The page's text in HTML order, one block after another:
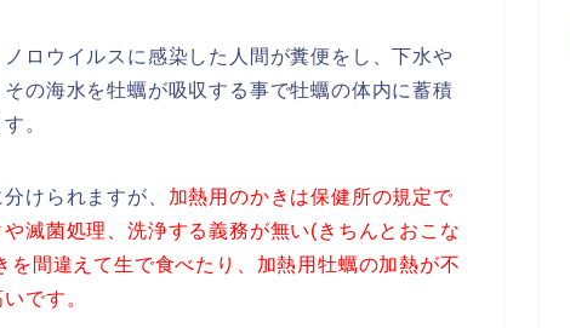
ロウイルスに感染した人間が糞便をし、下水や
の海水を牡蠣が吸収する事で牡蠣の体内に蓄積
。
けられますが、 加熱用のかきは保健所の規定で
滅菌処理、洗浄する義務が無い(きちんとおこな
間違えて生で食べたり、加熱用牡蠣の加熱が不
です。